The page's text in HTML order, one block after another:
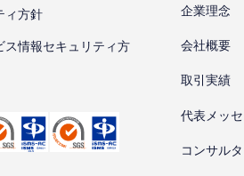
ィ⽅針
ス情報セキュリティ方
企業理念
会社概要
取引実績
代表メッ
コンサル